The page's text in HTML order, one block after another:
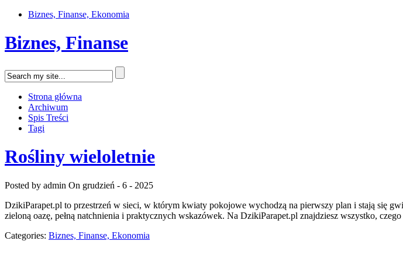
Biznes, Finanse, Ekonomia
Biznes, Finanse
Strona główna
Archiwum
Spis Treści
Tagi
Rośliny wieloletnie
Posted by admin On grudzień - 6 - 2025
DzikiParapet.pl to przestrzeń w sieci, w którym kwiaty pokojowe wychodzą na pierwszy plan i stają się
zieloną oazę, pełną natchnienia i praktycznych wskazówek. Na DzikiParapet.pl znajdziesz wszystko,
Categories: Biznes, Finanse, Ekonomia